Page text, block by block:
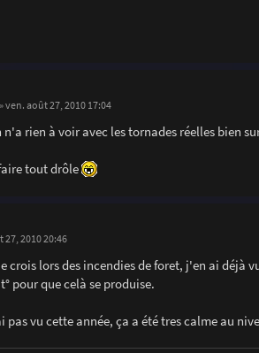
»ven. août 27, 2010 17:04
rien à voir avec les tornades réelles bien
tout drôle
27, 2010 20:46
crois lors des incendies de foret, j'en ai
pour que celà se produise.
pas vu cette année, ça a été tres calme au